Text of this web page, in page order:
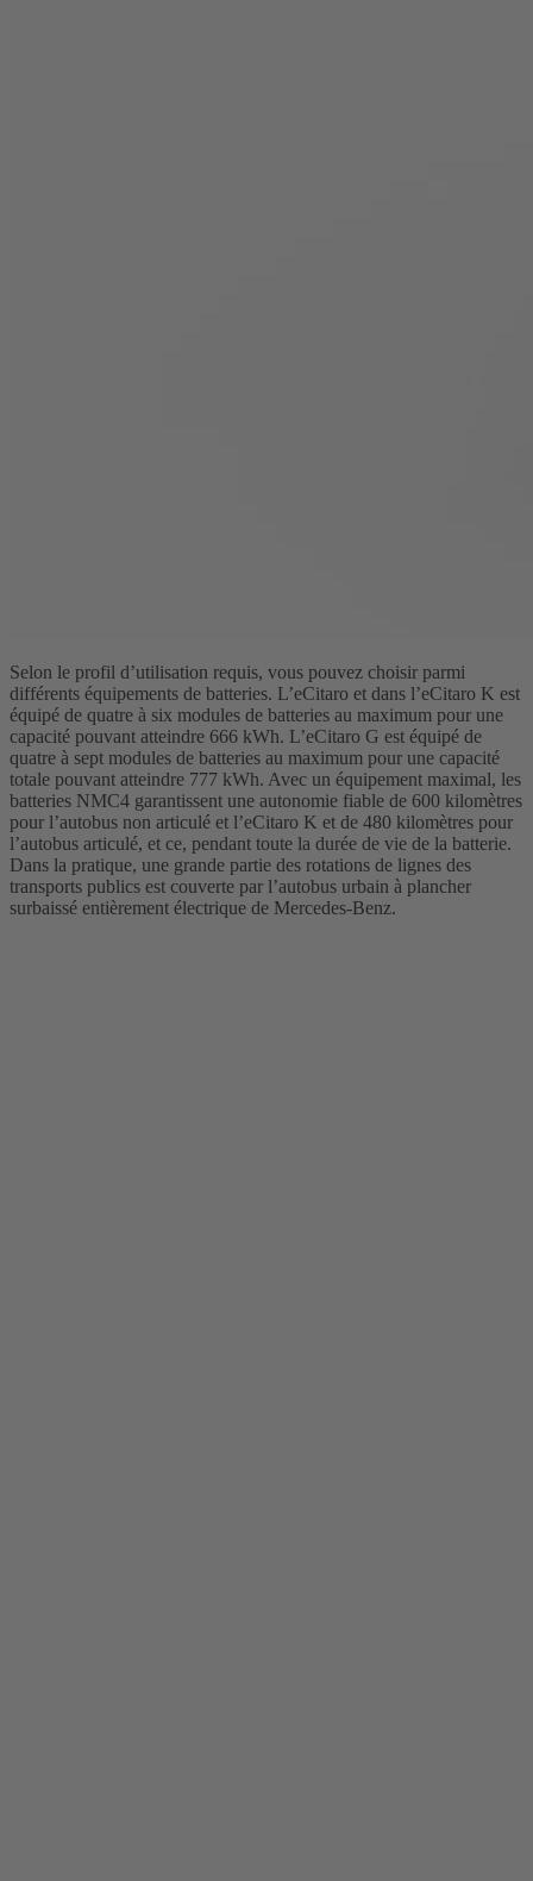
Selon le profil d’utilisation requis, vous pouvez choisir parmi
différents équipements de batteries. L’eCitaro et dans l’eCitaro K est
équipé de quatre à six modules de batteries au maximum pour une
capacité pouvant atteindre 666 kWh. L’eCitaro G est équipé de
quatre à sept modules de batteries au maximum pour une capacité
totale pouvant atteindre 777 kWh. Avec un équipement maximal, les
batteries NMC4 garantissent une autonomie fiable de 600 kilomètres
pour l’autobus non articulé et l’eCitaro K et de 480 kilomètres pour
l’autobus articulé, et ce, pendant toute la durée de vie de la batterie.
Dans la pratique, une grande partie des rotations de lignes des
transports publics est couverte par l’autobus urbain à plancher
surbaissé entièrement électrique de Mercedes-Benz.